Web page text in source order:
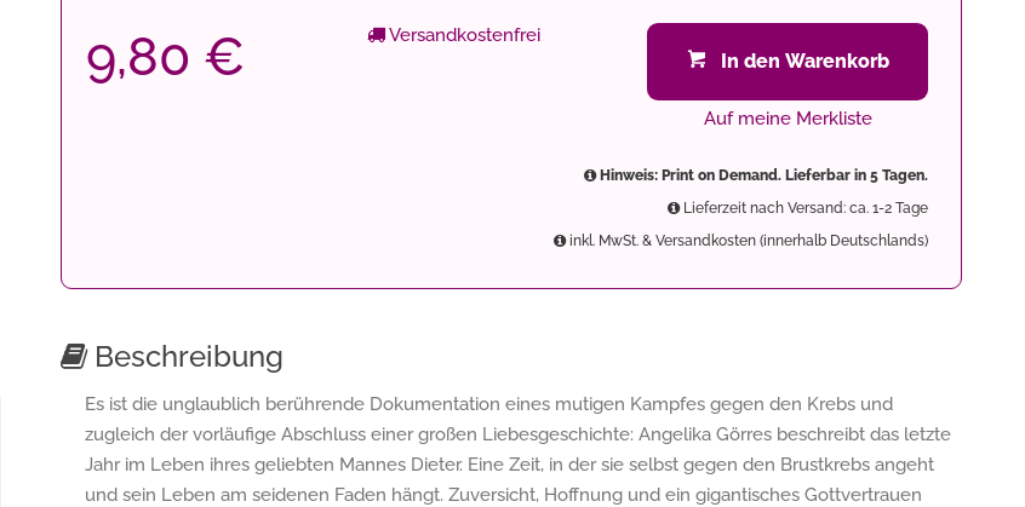
9,80 € Versandkostenfrei
In den Warenkorb
Auf meine Merkliste
Hinweis: Print on Demand. Lieferbar in 5 Tagen.
Lieferzeit nach Versand: ca. 1-2 Tage
inkl. MwSt. & Versandkosten (innerhalb Deutschlands)
Beschreibung
Es ist die unglaublich berührende Dokumentation eines mutigen Kampfes gegen den Krebs und
zugleich der vorläufige Abschluss einer großen Liebesgeschichte: Angelika Görres beschreibt das letzte
Jahr im Leben ihres geliebten Mannes Dieter. Eine Zeit, in der sie selbst gegen den Brustkrebs angeht
und sein Leben am seidenen Faden hängt. Zuversicht, Hoffnung und ein gigantisches Gottvertrauen